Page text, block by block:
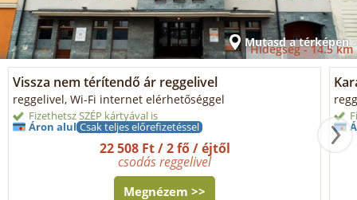
Mutasd a térképen
Hidegség -14.5 km
Vissza nem térítendő ár reggelivel
reggelivel, Wi-Fi internet elérhetőséggel
Fizethetsz SZÉP kártyával is
Áron alul Csak teljes előrefizetéssel
22 508 Ft / 2 fő / éjtől
csodás reggelivel
Megnézem >>